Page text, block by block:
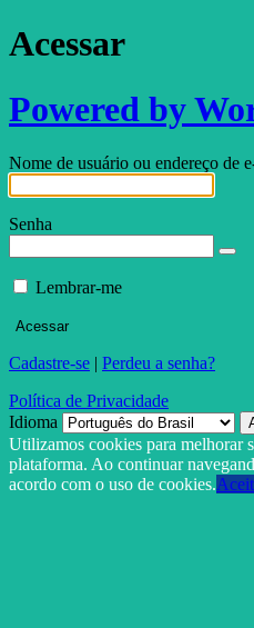
Acessar
Powered by
Nome de usuário ou endereço de
Senha
Lembrar-me
Cadastre-se | Perdeu a senha?
Política de Privacidade
Idioma
Utilizamos cookies para melhorar
plataforma. Ao continuar
acordo com o uso de cookies.